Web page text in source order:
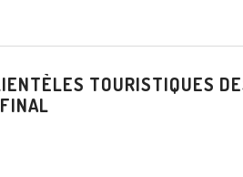
TOURISTIQUES